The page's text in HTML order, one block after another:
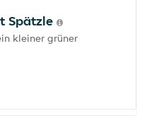
Spätzle
kleiner grüner